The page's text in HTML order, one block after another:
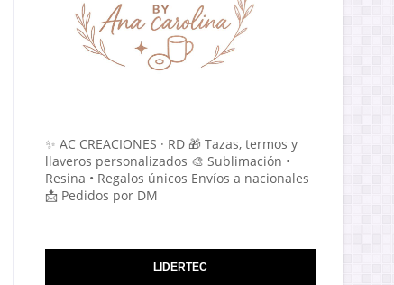
✨ AC CREACIONES · RD 🎁 Tazas, termos y
llaveros personalizados 🎨 Sublimación •
Resina • Regalos únicos Envíos a nacionales
📩 Pedidos por DM
LIDERTEC